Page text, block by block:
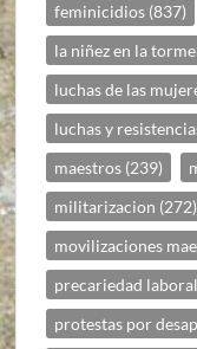
feminicidios (837)
la niñez en la
luchas de las
luchas y
maestros (239)
militarizacion (272)
movilizaciones
precariedad laboral
protestas por